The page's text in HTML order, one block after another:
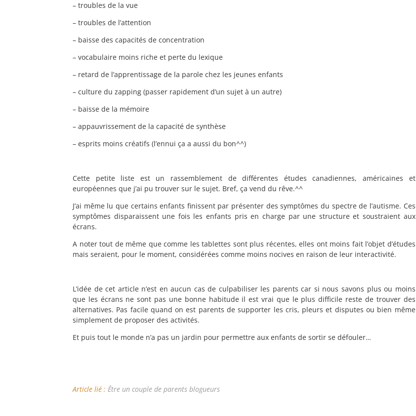
– troubles de la vue
– troubles de l’attention
– baisse des capacités de concentration
– vocabulaire moins riche et perte du lexique
– retard de l’apprentissage de la parole chez les jeunes enfants
– culture du zapping (passer rapidement d’un sujet à un autre)
– baisse de la mémoire
– appauvrissement de la capacité de synthèse
– esprits moins créatifs (l’ennui ça a aussi du bon^^)
Cette petite liste est un rassemblement de différentes études canadiennes, américaines et
européennes que j’ai pu trouver sur le sujet. Bref, ça vend du rêve.^^
J’ai même lu que certains enfants finissent par présenter des symptômes du spectre de l’autisme. Ces
symptômes disparaissent une fois les enfants pris en charge par une structure et soustraient aux
écrans.
A noter tout de même que comme les tablettes sont plus récentes, elles ont moins fait l’objet d’études
mais seraient, pour le moment, considérées comme moins nocives en raison de leur interactivité.
L’idée de cet article n’est en aucun cas de culpabiliser les parents car si nous savons plus ou moins
que les écrans ne sont pas une bonne habitude il est vrai que le plus difficile reste de trouver des
alternatives. Pas facile quand on est parents de supporter les cris, pleurs et disputes ou bien même
simplement de proposer des activités.
Et puis tout le monde n’a pas un jardin pour permettre aux enfants de sortir se défouler…
Article lié : Être un couple de parents blogueurs